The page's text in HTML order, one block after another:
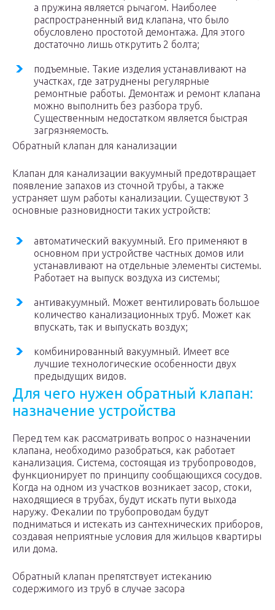
а пружина является рычагом. Наиболее
распространенный вид клапана, что было
обусловлено простотой демонтажа. Для этого
достаточно лишь открутить 2 болта;
подъемные. Такие изделия устанавливают на
участках, где затруднены регулярные
ремонтные работы. Демонтаж и ремонт клапана
можно выполнить без разбора труб.
Существенным недостатком является быстрая
загрязняемость.
Обратный клапан для канализации
Клапан для канализации вакуумный предотвращает
появление запахов из сточной трубы, а также
устраняет шум работы канализации. Существуют 3
основные разновидности таких устройств:
автоматический вакуумный. Его применяют в
основном при устройстве частных домов или
устанавливают на отдельные элементы системы.
Работает на выпуск воздуха из системы;
антивакуумный. Может вентилировать большое
количество канализационных труб. Может как
впускать, так и выпускать воздух;
комбинированный вакуумный. Имеет все
лучшие технологические особенности двух
предыдущих видов.
Для чего нужен обратный клапан:
назначение устройства
Перед тем как рассматривать вопрос о назначении
клапана, необходимо разобраться, как работает
канализация. Система, состоящая из трубопроводов,
функционирует по принципу сообщающихся сосудов.
Когда на одном из участков возникает засор, стоки,
находящиеся в трубах, будут искать пути выхода
наружу. Фекалии по трубопроводам будут
подниматься и истекать из сантехнических приборов,
создавая неприятные условия для жильцов квартиры
или дома.
Обратный клапан препятствует истеканию
содержимого из труб в случае засора